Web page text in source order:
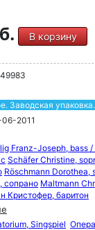
В корзину
Заводская упаковка.
2011
Franz-Joseph, bass /
Schäfer Christine,
Röschmann Dorothea,
сопрано Maltmann
Кристофер, баритон
Singspiel